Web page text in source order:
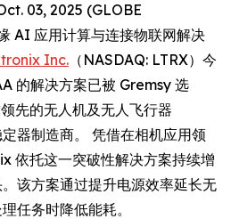
03, 2025 (GLOBE
AI 应用计算与连接物联网解决
Inc. （NASDAQ: LTRX）今
的解决方案已被 Gremsy 选
先的无人机及无人飞行器
定器制造商。 凭借在相机应用领
依托这一突破性解决方案持续增
该方案通过提升电源效率延长无
任务时降低能耗。